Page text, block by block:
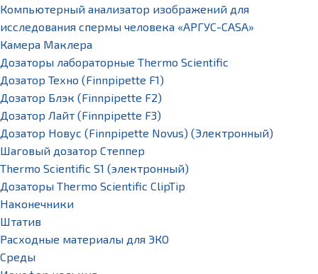
Компьютерный анализатор изображений для
исследования спермы человека «АРГУС-CASA»
Камера Маклера
Дозаторы лабораторные Thermo Scientific
Дозатор Техно (Finnpipette F1)
Дозатор Блэк (Finnpipette F2)
Дозатор Лайт (Finnpipette F3)
Дозатор Новус (Finnpipette Novus) (Электронный)
Шаговый дозатор Степпер
Thermo Scientific S1 (электронный)
Дозаторы Thermo Scientific ClipTip
Наконечники
Штатив
Расходные материалы для ЭКО
Среды